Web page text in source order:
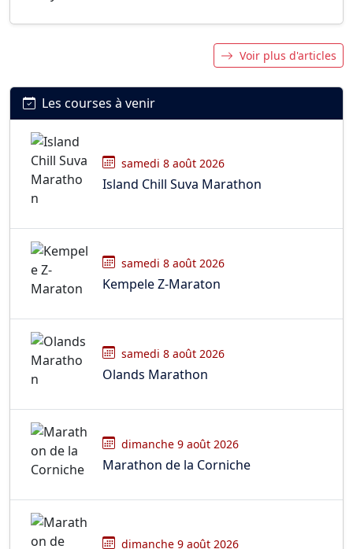
Voir plus d'articles
Les courses à venir
samedi 8 août 2026
Island Chill Suva Marathon
samedi 8 août 2026
Kempele Z-Maraton
samedi 8 août 2026
Olands Marathon
dimanche 9 août 2026
Marathon de la Corniche
dimanche 9 août 2026